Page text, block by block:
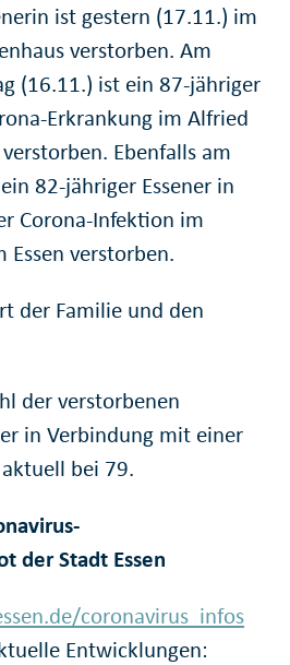
ist gestern (17.11.) im
verstorben. Am
(16.11.) ist ein 87-jähriger
Erkrankung im Alfried
Ebenfalls am
82-jähriger Essener in
Corona-Infektion im
verstorben.
der Familie und den
der verstorbenen
in Verbindung mit einer
bei 79.
der Stadt Essen
coronavirus_infos
Entwicklungen: